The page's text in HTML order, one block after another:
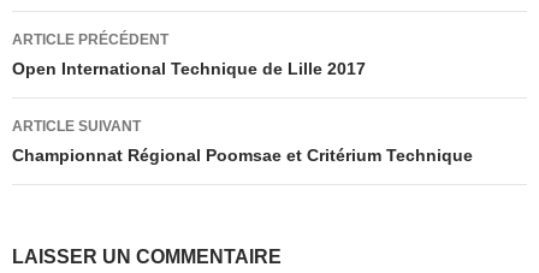
o
k
n
Navigation
des
articles
ARTICLE PRÉCÉDENT
Open International Technique de Lille 2017
ARTICLE SUIVANT
Championnat Régional Poomsae et Critérium Technique
LAISSER UN COMMENTAIRE